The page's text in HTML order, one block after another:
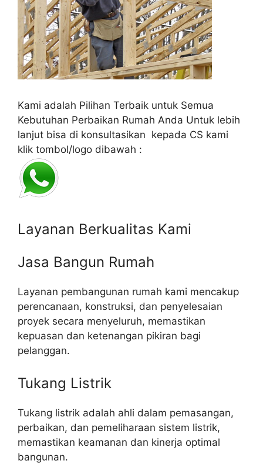
Kami adalah Pilihan Terbaik untuk Semua
Kebutuhan Perbaikan Rumah Anda Untuk lebih
lanjut bisa di konsultasikan kepada CS kami
klik tombol/logo dibawah :
Layanan Berkualitas Kami
Jasa Bangun Rumah
Layanan pembangunan rumah kami mencakup
perencanaan, konstruksi, dan penyelesaian
proyek secara menyeluruh, memastikan
kepuasan dan ketenangan pikiran bagi
pelanggan.
Tukang Listrik
Tukang listrik adalah ahli dalam pemasangan,
perbaikan, dan pemeliharaan sistem listrik,
memastikan keamanan dan kinerja optimal
bangunan.